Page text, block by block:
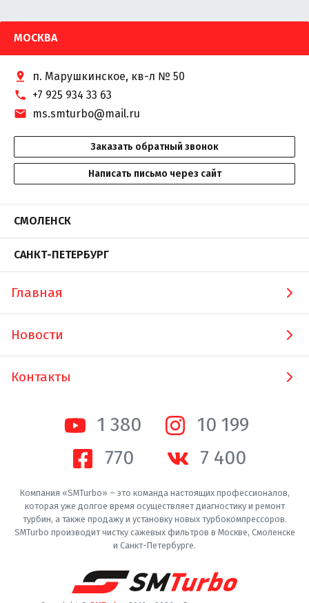
МОСКВА
п. Марушкинское, кв-л № 50
+7 925 934 33 63
ms.smturbo@mail.ru
Заказать обратный звонок
Написать письмо через сайт
СМОЛЕНСК
САНКТ-ПЕТЕРБУРГ
Главная
Новости
Контакты
1 380
10 200
770
7 400
Компания «SMTurbo» – это команда настоящих профессионалов,
которая уже долгое время осуществляет диагностику и ремонт
турбин, а также продажу и установку новых турбокомпрессоров.
SMTurbo производит чистку сажевых фильтров в Москве, Смоленске
и Санкт-Петербурге.